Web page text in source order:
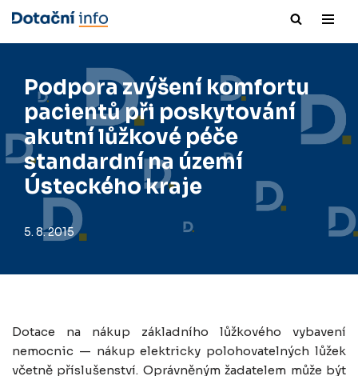
Přeskočit
obsah
Podpora zvýšení komfortu
pacientů při poskytování
akutní lůžkové péče
standardní na území
Ústeckého kraje
5. 8. 2015
Dotace na nákup základního lůžkového vybavení
nemocnic — nákup elektricky polohovatelných lůžek
včetně příslušenství. Oprávněným žadatelem může být